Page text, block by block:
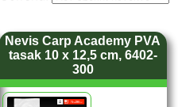
Nevis Carp Academy PVA
tasak 10 x 12,5 cm, 6402-
300